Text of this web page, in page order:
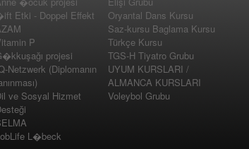
Etki - Doppel Effekt
P
projesi
Netzwerk (Diplomanın
ve Sosyal Hizmet
L�beck
Oryantal Dans Kursu
Saz-kursu Baglama Kursu
Türkçe Kursu
TGS-H Tiyatro Grubu
UYUM KURSLARI /
ALMANCA KURSLARI
Voleybol Grubu